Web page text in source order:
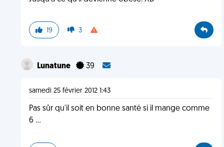
19 3
Lunatune 39
samedi 25 février 2012 1:43
Pas sûr qu'il soit en bonne santé si il mange comme
6 ...